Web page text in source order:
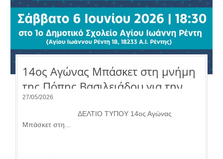
14ος Αγώνας Μπάσκετ στη μνήμη
της Πόπης Βασιλειάδου για την
ενίσχυση της «Φλόγας».
27/05/2026
ΔΕΛΤΙΟ ΤΥΠΟΥ 14ος Αγώνας
Μπάσκετ στη...